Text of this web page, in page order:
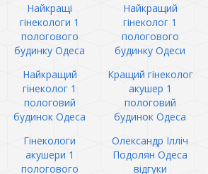
Найкращі
гінекологи 1
пологового
будинку Одеса
Найкращий
гінеколог 1
пологового
будинку Одеси
Найкращий
гінеколог 1
пологовий
будинок Одеса
Кращий гінеколог
акушер 1
пологовий
будинок Одеса
Гінекологи
акушери 1
пологового
Олександр Ілліч
Подолян Одеса
відгуки